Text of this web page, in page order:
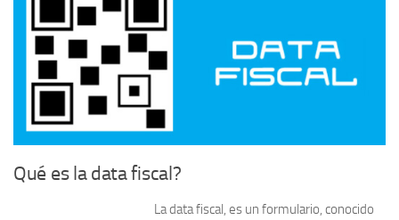
Qué es la data fiscal?
La data fiscal, es un formulario, conocido